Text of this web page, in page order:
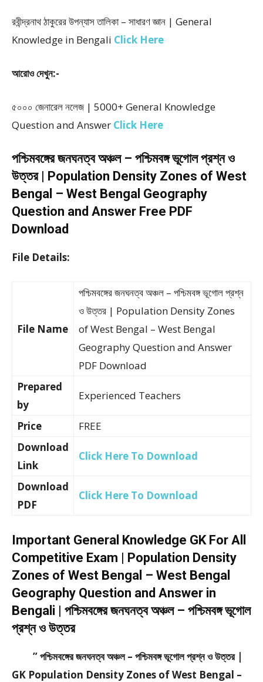
রবীন্দ্রনাথ ঠাকুরের উপন্যাস তালিকা – সাধারণ জ্ঞান | General
Knowledge in Bengali Click Here
আরোও দেখুন:-
৫০০০ জেনারেল নলেজ | 5000+ General Knowledge
Question and Answer Click Here
পশ্চিমবঙ্গের জনঘনত্ব অঞ্চল – পশ্চিমবঙ্গ ভূগোল প্রশ্ন ও
উত্তর | Population Density Zones of West
Bengal – West Bengal Geography
Question and Answer Free PDF
Download
File Details:
File Name
পশ্চিমবঙ্গের জনঘনত্ব অঞ্চল – পশ্চিমবঙ্গ ভূগোল প্রশ্ন
ও উত্তর | Population Density Zones
of West Bengal – West Bengal
Geography Question and Answer
PDF Download
Prepared
by
Experienced Teachers
Price
FREE
Download
Link
Click Here To Download
Download
PDF
Click Here To Download
Important General Knowledge GK For All
Competitive Exam | Population Density
Zones of West Bengal – West Bengal
Geography Question and Answer in
Bengali | পশ্চিমবঙ্গের জনঘনত্ব অঞ্চল – পশ্চিমবঙ্গ ভূগোল
প্রশ্ন ও উত্তর
” পশ্চিমবঙ্গের জনঘনত্ব অঞ্চল – পশ্চিমবঙ্গ ভূগোল প্রশ্ন ও উত্তর |
GK Population Density Zones of West Bengal –